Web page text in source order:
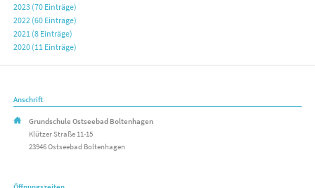
2023 (70 Einträge)
2022 (60 Einträge)
2021 (8 Einträge)
2020 (11 Einträge)
Anschrift
Grundschule Ostseebad Boltenhagen
Klützer Straße 11-15
23946 Ostseebad Boltenhagen